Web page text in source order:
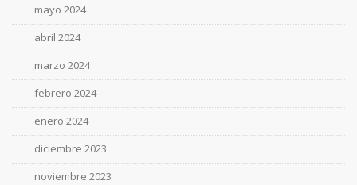
mayo 2024
abril 2024
marzo 2024
febrero 2024
enero 2024
diciembre 2023
noviembre 2023